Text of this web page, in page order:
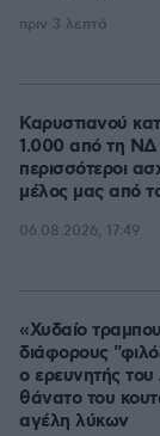
πριν 3 λεπτά
Καρυστιανού
1.000 από τη ΝΔ
περισσότεροι
μέλος μας από
06.08.2026, 17:49
«Χυδαίο
διάφορους
ο ερευνητής
θάνατο του
αγέλη λύκων